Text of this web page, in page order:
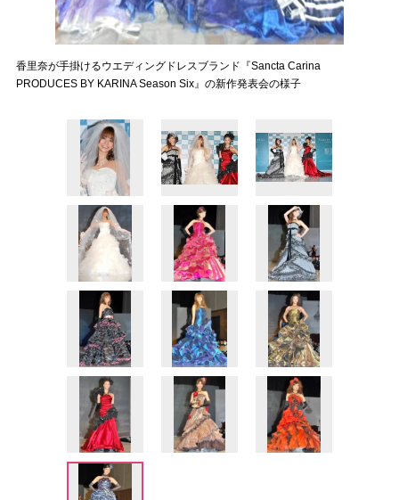
香里奈が手掛けるウエディングドレスブランド『Sancta Carina
PRODUCES BY KARINA Season Six』の新作発表会の様子